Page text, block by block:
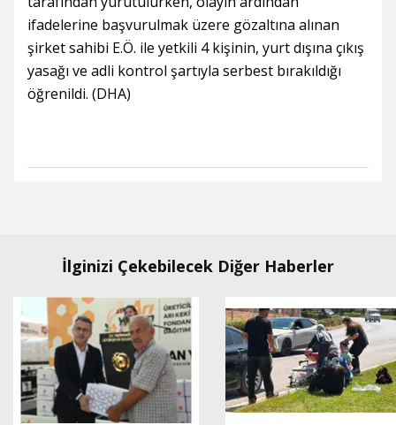
ifadelerine başvurulmak üzere gözaltına alınan
şirket sahibi E.Ö. ile yetkili 4 kişinin, yurt dışına çıkış
yasağı ve adli kontrol şartıyla serbest bırakıldığı
öğrenildi. (DHA)
İlginizi Çekebilecek Diğer Haberler